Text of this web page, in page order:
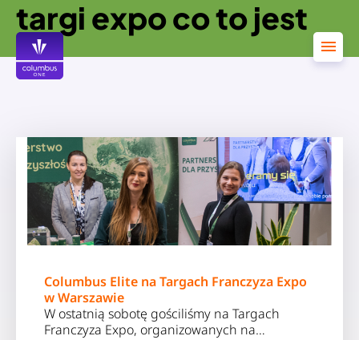
Przejdź
treści
targi expo co to jest
Columbus Elite na Targach Franczyza Expo
w Warszawie
W ostatnią sobotę gościliśmy na Targach
Franczyza Expo, organizowanych na…